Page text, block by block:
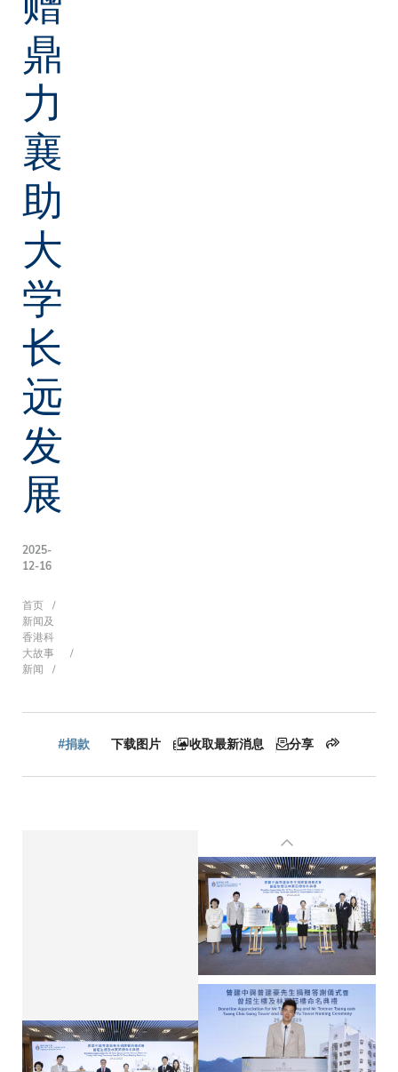
鼎
力
襄
助
大
学
长
远
发
展
2025-
12-16
面
包
屑
首页
新闻及
香港科
大故事
新闻
#捐款 下载图片 收取最新消息 分享